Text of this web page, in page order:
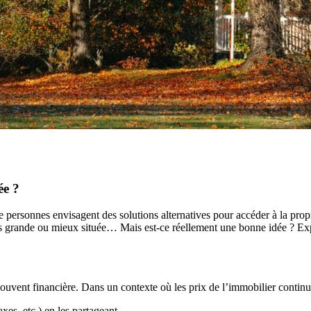
?
envisagent des solutions alternatives pour accéder à la
ou mieux située… Mais est-ce réellement une bonne idée ?
financière. Dans un contexte où les prix de l’immobilier